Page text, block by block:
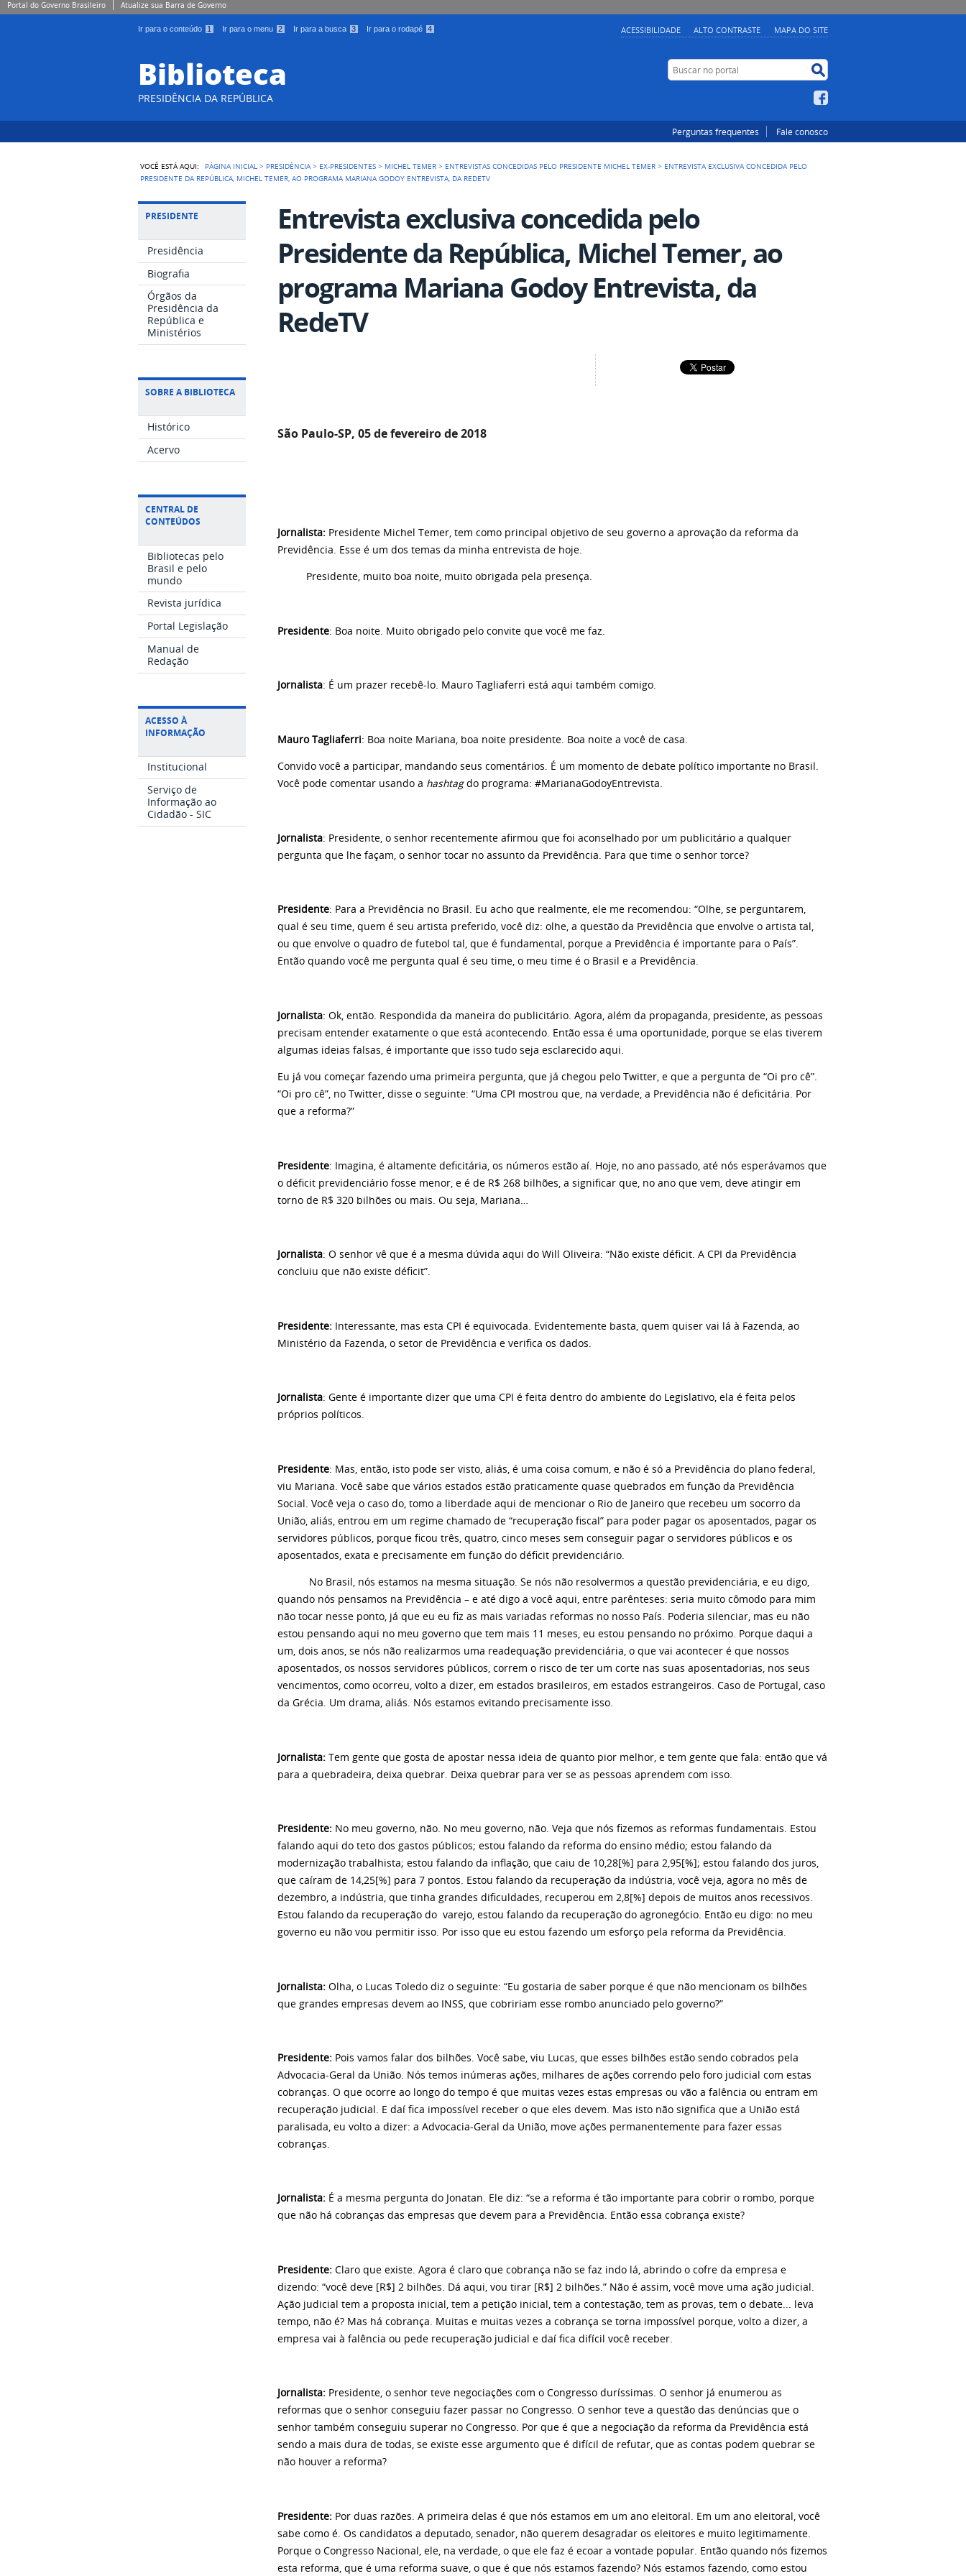
Portal do Governo Brasileiro Atualize sua Barra de Governo
Ir para o conteúdo 1 Ir para o menu 2 Ir para a busca 3 Ir para o rodapé 4 ACESSIBILIDADE ALTO CONTRASTE MAPA DO SITE
Biblioteca
PRESIDÊNCIA DA REPÚBLICA
Buscar no portal
Perguntas frequentes Fale conosco
VOCÊ ESTÁ AQUI: PÁGINA INICIAL > PRESIDÊNCIA > EX-PRESIDENTES > MICHEL TEMER > ENTREVISTAS CONCEDIDAS PELO PRESIDENTE MICHEL TEMER > ENTREVISTA EXCLUSIVA CONCEDIDA PELO
PRESIDENTE DA REPÚBLICA, MICHEL TEMER, AO PROGRAMA MARIANA GODOY ENTREVISTA, DA REDETV
PRESIDENTE
Presidência
Biografia
Órgãos da
Presidência da
República e
Ministérios
SOBRE A BIBLIOTECA
Histórico
Acervo
CENTRAL DE
CONTEÚDOS
Bibliotecas pelo
Brasil e pelo
mundo
Revista jurídica
Portal Legislação
Manual de
Redação
ACESSO À
INFORMAÇÃO
Institucional
Serviço de
Informação ao
Cidadão - SIC
Entrevista exclusiva concedida pelo
Presidente da República, Michel Temer, ao
programa Mariana Godoy Entrevista, da
RedeTV
São Paulo-SP, 05 de fevereiro de 2018
Jornalista: Presidente Michel Temer, tem como principal objetivo de seu governo a aprovação da reforma da
Previdência. Esse é um dos temas da minha entrevista de hoje.
Presidente, muito boa noite, muito obrigada pela presença.
Presidente: Boa noite. Muito obrigado pelo convite que você me faz.
Jornalista: É um prazer recebê-lo. Mauro Tagliaferri está aqui também comigo.
Mauro Tagliaferri: Boa noite Mariana, boa noite presidente. Boa noite a você de casa.
Convido você a participar, mandando seus comentários. É um momento de debate político importante no Brasil.
Você pode comentar usando a hashtagdo programa: #MarianaGodoyEntrevista.
Jornalista: Presidente, o senhor recentemente afirmou que foi aconselhado por um publicitário a qualquer
pergunta que lhe façam, o senhor tocar no assunto da Previdência. Para que time o senhor torce?
Presidente: Para a Previdência no Brasil. Eu acho que realmente, ele me recomendou: “Olhe, se perguntarem,
qual é seu time, quem é seu artista preferido, você diz: olhe, a questão da Previdência que envolve o artista tal,
ou que envolve o quadro de futebol tal, que é fundamental, porque a Previdência é importante para o País”.
Então quando você me pergunta qual é seu time, o meu time é o Brasil e a Previdência.
Jornalista: Ok, então. Respondida da maneira do publicitário. Agora, além da propaganda, presidente, as pessoas
precisam entender exatamente o que está acontecendo. Então essa é uma oportunidade, porque se elas tiverem
algumas ideias falsas, é importante que isso tudo seja esclarecido aqui.
Eu já vou começar fazendo uma primeira pergunta, que já chegou pelo Twitter, e que a pergunta de “Oi pro cê”.
“Oi pro cê”, no Twitter, disse o seguinte: “Uma CPI mostrou que, na verdade, a Previdência não é deficitária. Por
que a reforma?”
Presidente: Imagina, é altamente deficitária, os números estão aí. Hoje, no ano passado, até nós esperávamos que
o déficit previdenciário fosse menor, e é de R$ 268 bilhões, a significar que, no ano que vem, deve atingir em
torno de R$ 320 bilhões ou mais. Ou seja, Mariana…
Jornalista: O senhor vê que é a mesma dúvida aqui do Will Oliveira: “Não existe déficit. A CPI da Previdência
concluiu que não existe déficit”.
Presidente: Interessante, mas esta CPI é equivocada. Evidentemente basta, quem quiser vai lá à Fazenda, ao
Ministério da Fazenda, o setor de Previdência e verifica os dados.
Jornalista: Gente é importante dizer que uma CPI é feita dentro do ambiente do Legislativo, ela é feita pelos
próprios políticos.
Presidente: Mas, então, isto pode ser visto, aliás, é uma coisa comum, e não é só a Previdência do plano federal,
viu Mariana. Você sabe que vários estados estão praticamente quase quebrados em função da Previdência
Social. Você veja o caso do, tomo a liberdade aqui de mencionar o Rio de Janeiro que recebeu um socorro da
União, aliás, entrou em um regime chamado de “recuperação fiscal” para poder pagar os aposentados, pagar os
servidores públicos, porque ficou três, quatro, cinco meses sem conseguir pagar o servidores públicos e os
aposentados, exata e precisamente em função do déficit previdenciário.
No Brasil, nós estamos na mesma situação. Se nós não resolvermos a questão previdenciária, e eu digo,
quando nós pensamos na Previdência – e até digo a você aqui, entre parênteses: seria muito cômodo para mim
não tocar nesse ponto, já que eu eu fiz as mais variadas reformas no nosso País. Poderia silenciar, mas eu não
estou pensando aqui no meu governo que tem mais 11 meses, eu estou pensando no próximo. Porque daqui a
um, dois anos, se nós não realizarmos uma readequação previdenciária, o que vai acontecer é que nossos
aposentados, os nossos servidores públicos, correm o risco de ter um corte nas suas aposentadorias, nos seus
vencimentos, como ocorreu, volto a dizer, em estados brasileiros, em estados estrangeiros. Caso de Portugal, caso
da Grécia. Um drama, aliás. Nós estamos evitando precisamente isso.
Jornalista:Tem gente que gosta de apostar nessa ideia de quanto pior melhor, e tem gente que fala: então que vá
para a quebradeira, deixa quebrar. Deixa quebrar para ver se as pessoas aprendem com isso.
Presidente: No meu governo, não. No meu governo, não. Veja que nós fizemos as reformas fundamentais. Estou
falando aqui do teto dos gastos públicos; estou falando da reforma do ensino médio; estou falando da
modernização trabalhista; estou falando da inflação, que caiu de 10,28[%] para 2,95[%]; estou falando dos juros,
que caíram de 14,25[%] para 7 pontos. Estou falando da recuperação da indústria, você veja, agora no mês de
dezembro, a indústria, que tinha grandes dificuldades, recuperou em 2,8[%] depois de muitos anos recessivos.
Estou falando da recuperação do varejo, estou falando da recuperação do agronegócio. Então eu digo: no meu
governo eu não vou permitir isso. Por isso que eu estou fazendo um esforço pela reforma da Previdência.
Jornalista: Olha, o Lucas Toledo diz o seguinte: “Eu gostaria de saber porque é que não mencionam os bilhões
que grandes empresas devem ao INSS, que cobririam esse rombo anunciado pelo governo?”
Presidente: Pois vamos falar dos bilhões. Você sabe, viu Lucas, que esses bilhões estão sendo cobrados pela
Advocacia-Geral da União. Nós temos inúmeras ações, milhares de ações correndo pelo foro judicial com estas
cobranças. O que ocorre ao longo do tempo é que muitas vezes estas empresas ou vão a falência ou entram em
recuperação judicial. E daí fica impossível receber o que eles devem. Mas isto não significa que a União está
paralisada, eu volto a dizer: a Advocacia-Geral da União, move ações permanentemente para fazer essas
cobranças.
Jornalista: É a mesma pergunta do Jonatan. Ele diz: “se a reforma é tão importante para cobrir o rombo, porque
que não há cobranças das empresas que devem para a Previdência. Então essa cobrança existe?
Presidente: Claro que existe. Agora é claro que cobrança não se faz indo lá, abrindo o cofre da empresa e
dizendo: “você deve [R$] 2 bilhões. Dá aqui, vou tirar [R$] 2 bilhões.” Não é assim, você move uma ação judicial.
Ação judicial tem a proposta inicial, tem a petição inicial, tem a contestação, tem as provas, tem o debate... leva
tempo, não é? Mas há cobrança. Muitas e muitas vezes a cobrança se torna impossível porque, volto a dizer, a
empresa vai à falência ou pede recuperação judicial e daí fica difícil você receber.
Jornalista: Presidente, o senhor teve negociações com o Congresso duríssimas. O senhor já enumerou as
reformas que o senhor conseguiu fazer passar no Congresso. O senhor teve a questão das denúncias que o
senhor também conseguiu superar no Congresso. Por que é que a negociação da reforma da Previdência está
sendo a mais dura de todas, se existe esse argumento que é difícil de refutar, que as contas podem quebrar se
não houver a reforma?
Presidente: Por duas razões. A primeira delas é que nós estamos em um ano eleitoral. Em um ano eleitoral, você
sabe como é. Os candidatos a deputado, senador, não querem desagradar os eleitores e muito legitimamente.
Porque o Congresso Nacional, ele, na verdade, o que ele faz é ecoar a vontade popular. Então quando nós fizemos
esta reforma, que é uma reforma suave, o que é que nós estamos fazendo? Nós estamos fazendo, como estou